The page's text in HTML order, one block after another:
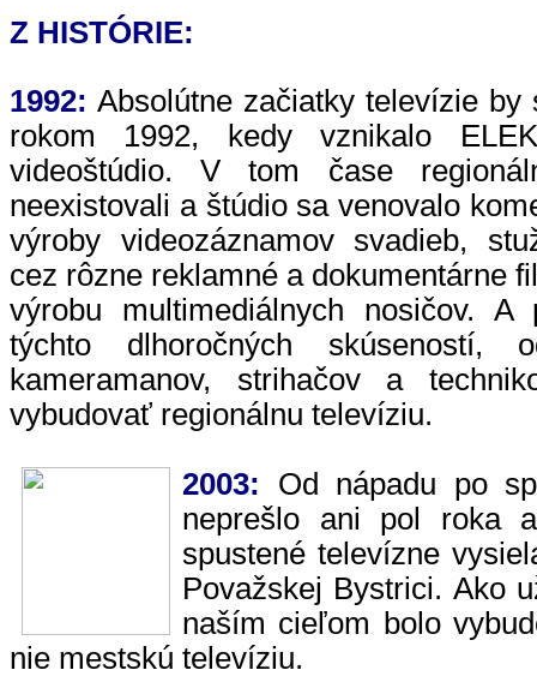
Z HISTÓRIE:
1992: Absolútne začiatky televízie
rokom 1992, kedy vznikalo
videoštúdio. V tom čase
neexistovali a štúdio sa venovalo
výroby videozáznamov svadieb,
cez rôzne reklamné a dokumentárne
výrobu multimediálnych nosičov. A
týchto dlhoročných skúseností,
kameramanov, strihačov a
vybudovať regionálnu televíziu.
2003: Od nápadu po
neprešlo ani pol roka
spustené televízne
Považskej Bystrici. Ako
naším cieľom bolo
nie mestskú televíziu.